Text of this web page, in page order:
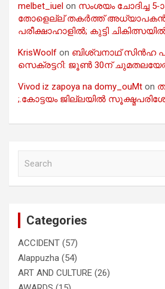
melbet_iuel on സംശയം ചോദിച്ച
തോളെല്ല് തകർത്ത്
പരീക്ഷാഹാളിൽ; കുട്ടി
KrisWoolf on ബിശ്വനാഥ് സിൻഹ
സെക്രട്ടറി: ജൂൺ 30ന്
Vivod iz zapoya na domy_ouMt on
;.കോട്ടയം ജില്ലയിൽ
Categories
ACCIDENT (57)
Alappuzha (54)
ART AND CULTURE (26)